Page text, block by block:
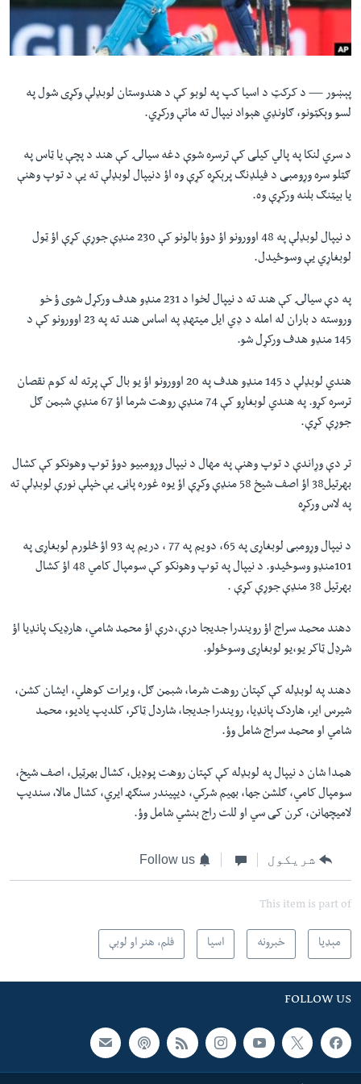
دلته
مخکې
لټون
اداریه
Learning English
FOLLOW US
ژبې
پېښور — د کرکټ د اسیا کپ په لوبو کې د هندوستان لوبډلې وکړی شول په
لسو وېکټونو، ګاونډي هېواد نیپال ته ماتې ورکړي.
د سري لنکا په پالي کیلی کې ترسره شوې دغه سیالۍ کې هند د پچې یا ټاس په
ګټلو سره وړومبی د فیلډنګ پرېکړه کړې وه اؤ دنیپال لوبډلې ته یې د توپ وهنې
یا بیټنګ بلنه ورکړې وه.
د نیپال لوبډلې په 48 اوورونو اؤ دوؤ بالونو کې 230 منډې جوړې کړې اؤ ټول
لوبغاړي یې وسوځیدل.
په دې سیالۍ کې هند ته د نیپال لخوا د 231 منډو هدف ورکړل شوی ؤ خو
وروسته د باران له امله د ډي ایل میتهډ په اساس هند ته په 23 اوورونو کې د
145 منډو هدف ورکړل شو.
هندي لوبډلې د 145 منډو هدف په 20 اوورونو اؤ یو بال کې پرته له کوم نقصان
ترسره کړو. په هندي لوبغاړو کې 74 منډې روهت شرما اؤ 67 منډې شبمن ګل
جوړې کړې.
تر دې وړاندې د توپ وهنې په مهال د نیپال وړومبيو دوؤ توپ وهونکو کې کشال
بهرتیل38 اؤ اصف شیخ 58 منډې وکړې اؤ یوه غوره پاڼۍ یې خپلې نورې لوبډلې ته
په لاس ورکړه
د نیپال وړومبی لوبغاړی په 65، دویم په 77 ، دریم په 93 اؤ څلورم لوبغاړی په
101منډو وسوځیدو. د نیپال په توپ وهونکو کې سومپال کامي 48 اؤ کشال
بهرتیل 38 منډې جوړې کړې .
دهند محمد سراج اؤ رویندرا جدیجا درې،درې اؤ محمد شامي، هارډیک پانډیا اؤ
شرډل ټاکر یو،یو لوبغاړی وسوځولو.
دهند په لوبډله کې کپتان روهت شرما، شبمن ګل، ویرات کوهلي، ایشان کشن،
شیرس ایر، هاردک پانډیا، رویندرا جدیجا، شاردل ټاکر، کلدیپ یادیو، محمد
شامي او محمد سراج شامل وؤ.
همدا شان د نیپال په لوبډله کې کپتان روهت پوډیل، کشال بھرټیل، اصف شیخ،
سومپال کامي، ګلشن جھا، بھیم شرکي، دیپیندر سنګهـ ایري، کشال مالا، سندیپ
لامیچھانن، کرن کی سي او للت راج بنشي شامل وؤ.
شریکول Follow us
This item is part of
مېډیا خبرونه اسیا فلم، هنر او لوبې
FOLLOW US